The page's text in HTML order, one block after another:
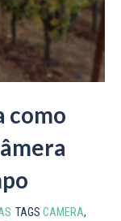
como
TAGS CAMERA,